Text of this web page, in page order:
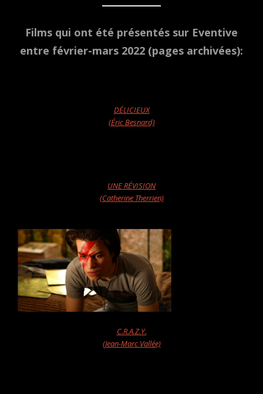
Films qui ont été présentés sur Eventive
entre février-mars 2022 (pages archivées):
DÉLICIEUX
(Éric Besnard)
UNE RÉVISION
(Catherine Therrien)
C.R.A.Z.Y.
(Jean-Marc Vallée)